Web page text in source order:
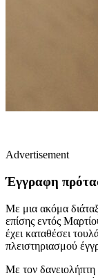
Advertisement
Έγγραφη
Με μια ακόμα
επίσης εντός
έχει καταθέσει
πλειστηριασμού
Με τον